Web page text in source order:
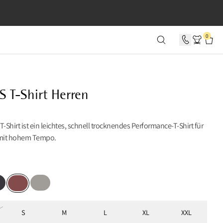
0
T-Shirt Herren
T-Shirt ist ein leichtes, schnell trocknendes Performance-T-Shirt für
hohem Tempo.
Barn RedFlint Grey
S M L XL XXL